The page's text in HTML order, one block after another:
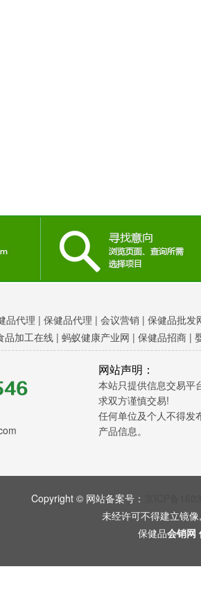
品代理 | 保健品代理 | 会议营销 | 保健品批发
品加工在线 | 蚂蚁健康产业网 | 保健品招商 |
网站声明：
本站只提供信息交易平
求双方谨慎交易!
任何单位及个人不得发
产品信息。
Copyright © 网站备案号：
未经许可不得建立镜
保健品会销网